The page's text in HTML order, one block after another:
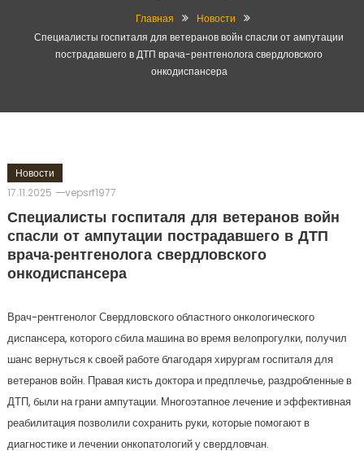
Главная
Новости
Специалисты госпиталя для ветеранов войн спасли от ампутации
пострадавшего в ДТП врача-рентгенолога свердловского
онкодиспансера
Новости
17.11.2025
vepsrf1977
Специалисты госпиталя для ветеранов войн
спасли от ампутации пострадавшего в ДТП
врача-рентгенолога свердловского
онкодиспансера
Врач-рентгенолог Свердловского областного онкологического
диспансера, которого сбила машина во время велопрогулки, получил
шанс вернуться к своей работе благодаря хирургам госпиталя для
ветеранов войн. Правая кисть доктора и предплечье, раздробленные в
ДТП, были на грани ампутации. Многоэтапное лечение и эффективная
реабилитация позволили сохранить руки, которые помогают в
диагностике и лечении онкопатологий у свердловчан.